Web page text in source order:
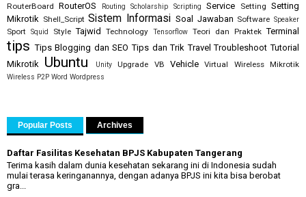
RouterBoard
RouterOS Routing Scholarship Scripting Service Setting Setting
Mikrotik Shell_Script Sistem Informasi Soal Jawaban Software Speaker
Sport Squid Style Tajwid Technology Tensorflow Teori dan Praktek Terminal
tips Tips Blogging dan SEO Tips dan Trik Travel Troubleshoot Tutorial
Mikrotik Ubuntu Unity Upgrade VB Vehicle Virtual Wireless Mikrotik
Wireless P2P Word Wordpress
Popular Posts Archives
Daftar Fasilitas Kesehatan BPJS Kabupaten Tangerang
Terima kasih dalam dunia kesehatan sekarang ini di Indonesia sudah
mulai terasa keringanannya, dengan adanya BPJS ini kita bisa berobat
gra...